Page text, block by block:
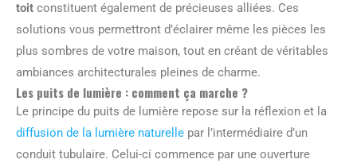
toit constituent également de précieuses alliées. Ces
solutions vous permettront d’éclairer même les pièces les
plus sombres de votre maison, tout en créant de véritables
ambiances architecturales pleines de charme.
Les puits de lumière : comment ça marche ?
Le principe du puits de lumière repose sur la réflexion et la
diffusion de la lumière naturelle par l’intermédiaire d’un
conduit tubulaire. Celui-ci commence par une ouverture